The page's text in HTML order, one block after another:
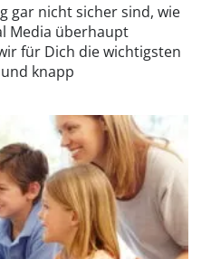
gar nicht sicher sind, wie
Media überhaupt
für Dich die wichtigsten
knapp